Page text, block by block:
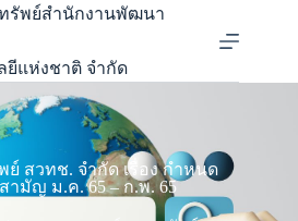
รัพย์สำนักงานพัฒนา
ยีแห่งชาติ จำกัด
สวทช. จำกัด เรื่อง กำหนด
ามัญ ม.ค. 65 – ก.พ. 65